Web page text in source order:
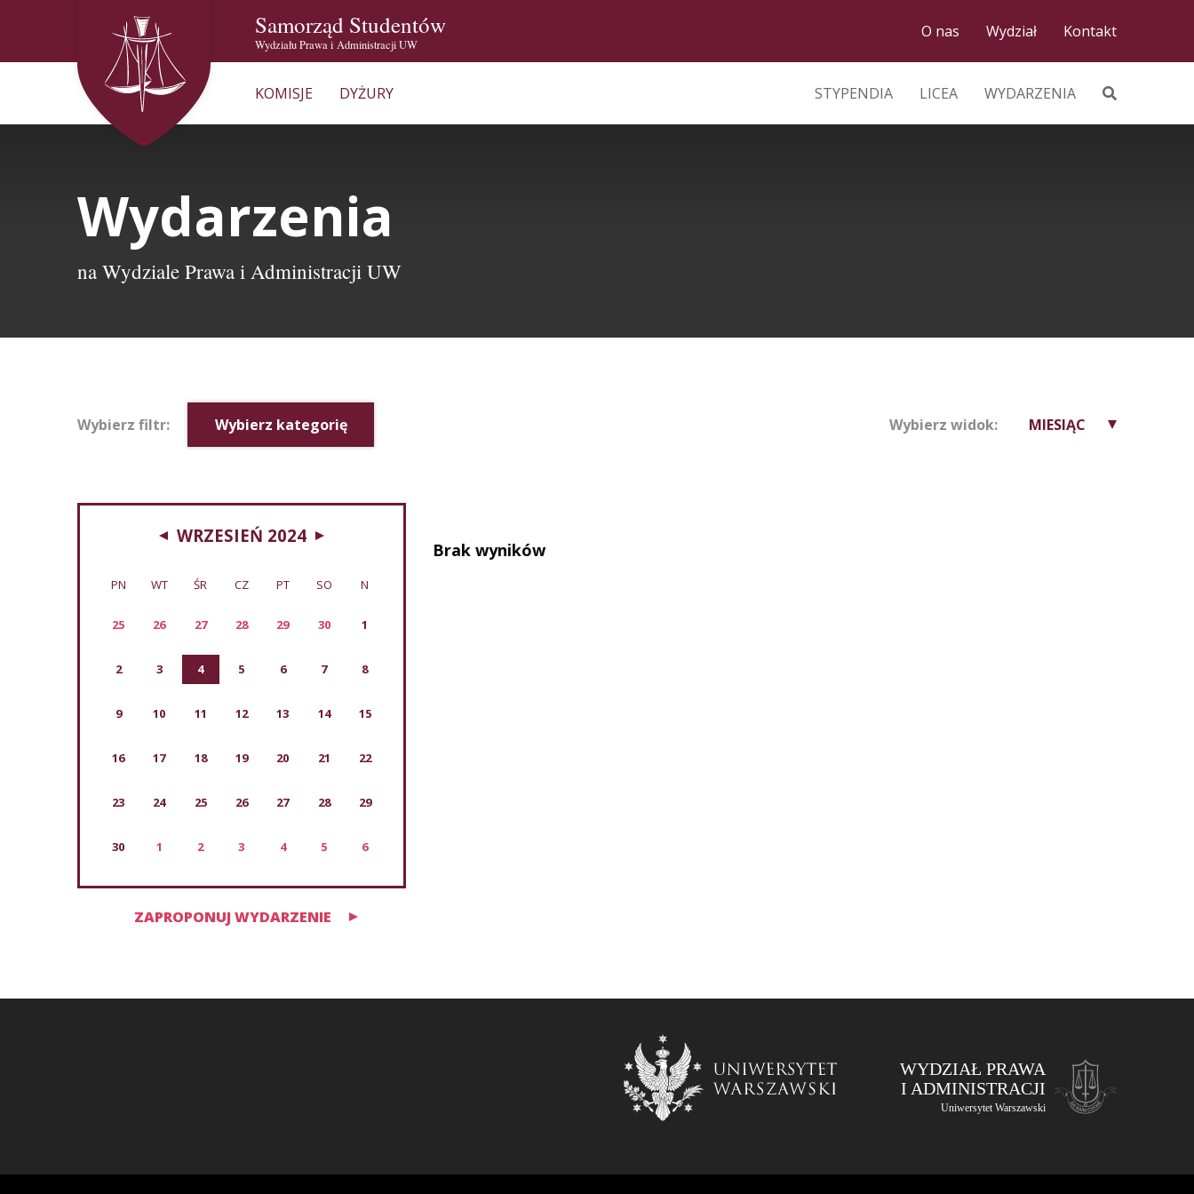
Samorząd Studentów
Wydziału Prawa i Administracji UW
O nas Wydział Kontakt
KOMISJE DYŻURY STYPENDIA LICEA WYDARZENIA
Wydarzenia
na Wydziale Prawa i Administracji UW
Wybierz filtr: Wybierz kategorię Wybierz widok: MIESIĄC
WRZESIEŃ 2024
PN WT ŚR CZ PT SO N
25 26 27 28 29 30 1
2 3 4 5 6 7 8
9 10 11 12 13 14 15
16 17 18 19 20 21 22
23 24 25 26 27 28 29
30 1 2 3 4 5 6
ZAPROPONUJ WYDARZENIE
Brak wyników
WYDZIAŁ PRAWA
I ADMINISTRACJI
Uniwersytet Warszawski